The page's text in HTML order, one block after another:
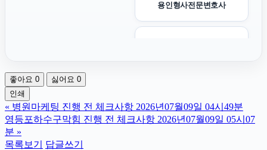
용인형사전문변호사
인스타그램 팔로워 늘리기
좋아요 0 싫어요 0
인쇄
« 병원마케팅 진행 전 체크사항 2026년07월09일 04시49분
영등포하수구막힘 진행 전 체크사항 2026년07월09일 05시07
분 »
목록보기
답글쓰기